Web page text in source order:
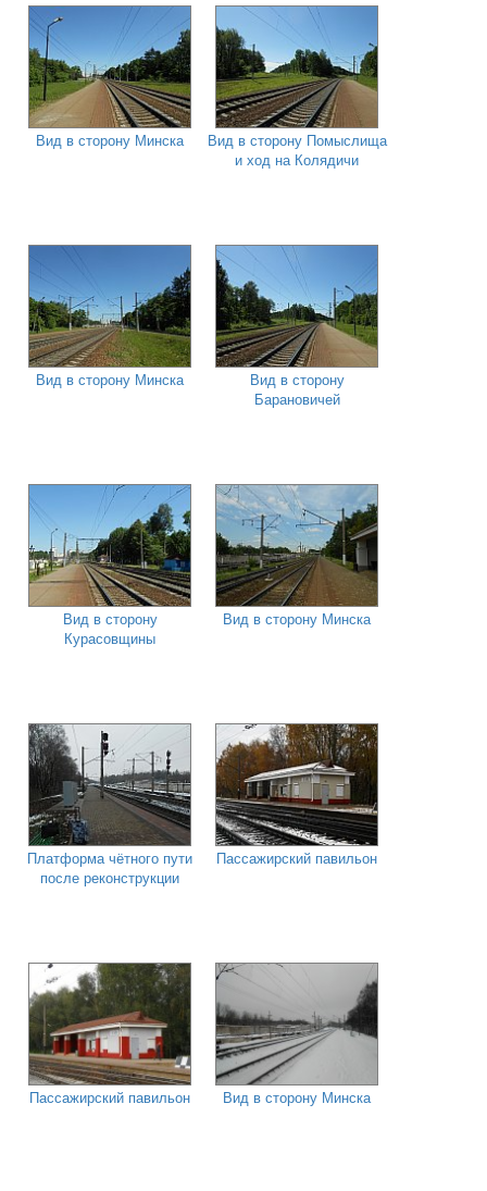
Вид в сторону Минска
Вид в сторону Помыслища
и ход на Колядичи
Вид в сторону Минска
Вид в сторону
Барановичей
Вид в сторону
Курасовщины
Вид в сторону Минска
Платформа чётного пути
после реконструкции
Пассажирский павильон
Пассажирский павильон Вид в сторону Минска